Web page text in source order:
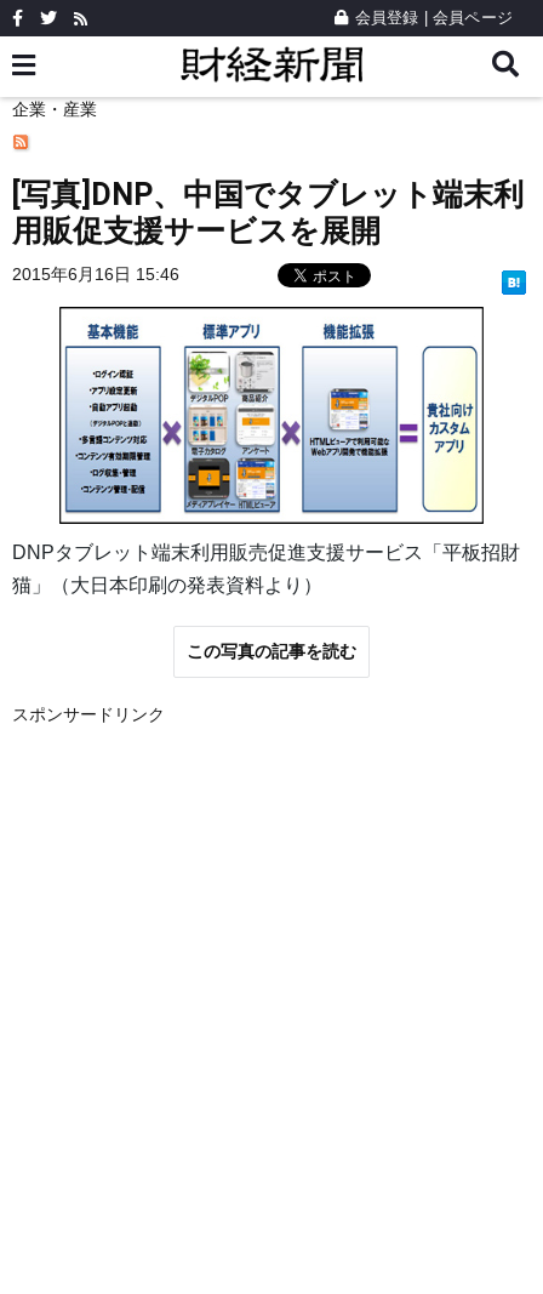
会員登録 会員ページ
企業・産業
[写真]DNP、中国でタブレット端末利
用販促支援サービスを展開
2015年6月16日 15:46
DNPタブレット端末利用販売促進支援サービス「平板招財
猫」（大日本印刷の発表資料より）
この写真の記事を読む
スポンサードリンク